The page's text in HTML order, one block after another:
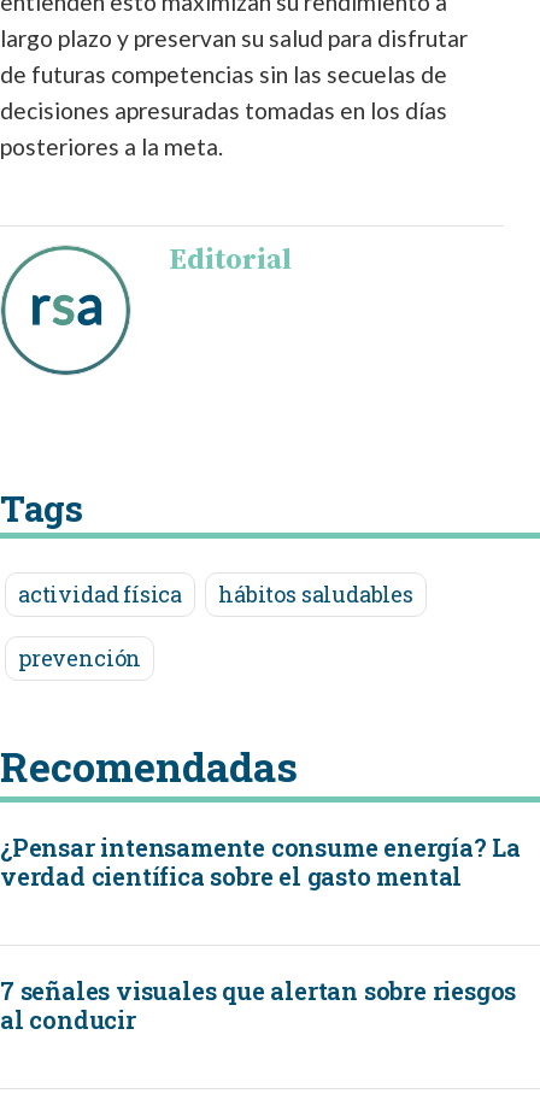
largo plazo y preservan su salud para disfrutar
de futuras competencias sin las secuelas de
decisiones apresuradas tomadas en los días
posteriores a la meta.
Editorial
Tags
actividad física hábitos saludables
prevención
Recomendadas
¿Pensar intensamente consume energía? La
verdad científica sobre el gasto mental
7 señales visuales que alertan sobre riesgos
al conducir